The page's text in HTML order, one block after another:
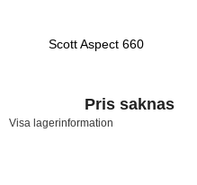
Scott Aspect 660
Pris saknas
Visa lagerinformation